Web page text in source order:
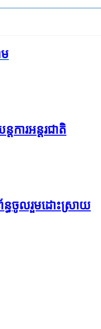
ការ​អន្តរជាតិ
ន្ធ​ចូល​រួម​ដោះស្រាយ​